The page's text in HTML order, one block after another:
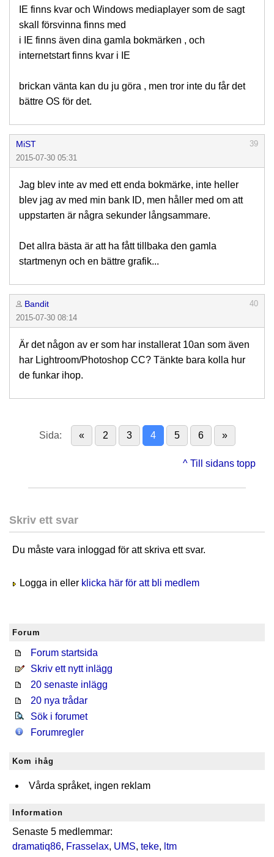
IE finns kvar och Windows mediaplayer som de sagt
skall försvinna finns med
i IE finns även dina gamla bokmärken , och
internetstart finns kvar i IE
brickan vänta kan du ju göra , men tror inte du får det
bättre OS för det.
MiST
39
2015-07-30 05:31
Jag blev inte av med ett enda bokmärke, inte heller
blev jag av med min bank ID, men håller med om att
uppstarten är några sekunder långsammare.
Det allra bästa är att ha fått tillbaka den gamla
startmenyn och en bättre grafik...
Bandit
40
2015-07-30 08:14
Är det någon av er som har installerat 10an som även
har Lightroom/Photoshop CC? Tänkte bara kolla hur
de funkar ihop.
Sida: « 2 3 4 5 6 »
^ Till sidans topp
Skriv ett svar
Du måste vara inloggad för att skriva ett svar.
Logga in eller klicka här för att bli medlem
Forum
Forum startsida
Skriv ett nytt inlägg
20 senaste inlägg
20 nya trådar
Sök i forumet
Forumregler
Kom ihåg
Vårda språket, ingen reklam
Information
Senaste 5 medlemmar:
dramatiq86, Frasselax, UMS, teke, ltm